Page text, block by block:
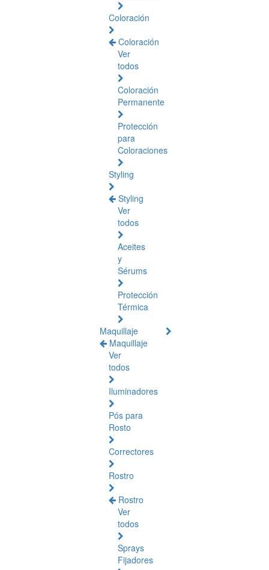
Coloración
Coloración
Ver
todos
Coloración
Permanente
Protección
para
Coloraciones
Styling
Styling
Ver
todos
Aceites
y
Sérums
Protección
Térmica
Maquillaje
Maquillaje
Ver
todos
Iluminadores
Pós para
Rosto
Correctores
Rostro
Rostro
Ver
todos
Sprays
Fijadores